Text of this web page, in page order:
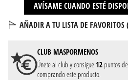
AVÍSAME CUANDO ESTÉ
AÑADIR A TU LISTA DE FAVORITOS
CLUB MASPORMENOS
Únete al club y consigue 12 puntos
comprando este producto.